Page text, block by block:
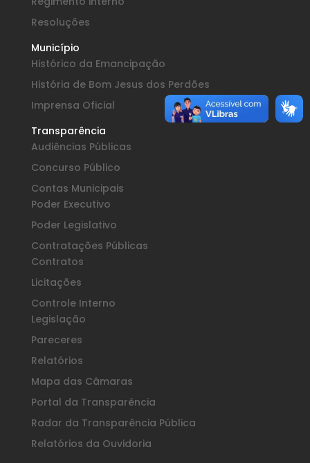
Resoluções
Município
Histórico da Emancipação
História de Bom Jesus dos Perdões
Imprensa Oficial
Transparência
Audiências Públicas
Concurso Público
Contas Municipais
Poder Executivo
Poder Legislativo
Contratações Públicas
Contratos
Licitações
Controle Interno
Legislação
Pareceres
Relatórios
Mapa das Câmaras
Portal da Transparência
Radar da Transparência Pública
Relatórios da Ouvidoria